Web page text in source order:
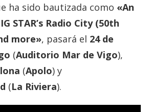
ha sido bautizada como «An
STAR’s Radio City (50th
more», pasará el 24 de
(Auditorio Mar de Vigo),
(Apolo) y
(La Riviera).